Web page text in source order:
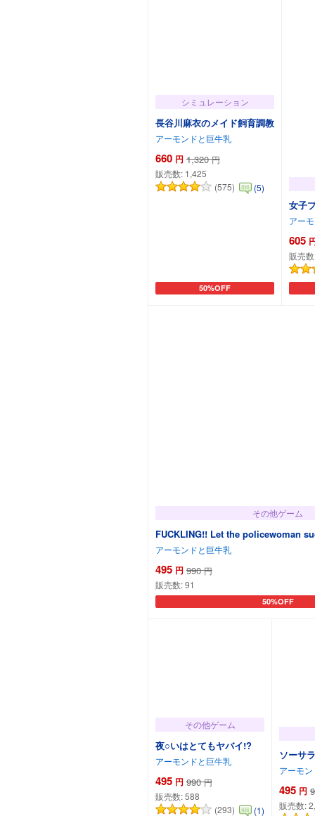
シミュレーション
長谷川麻衣のメイド飼育調教
アーモンドと巨牛乳
660 円 1,320 円
販売数: 1,425
(575)
(5)
50%OFF
カートに追加
女子
アー
605
販売
その他ゲーム
FUCKLING!! Let the policewoman
アーモンドと巨牛乳
495 円 990 円
販売数:91
50%OFF
カートに追加
その他ゲーム
夜○いはとてもヤバイ!?
アーモンドと巨牛乳
495 円 990 円
販売数:588
(293)
(1)
ソーサ
アーモ
495 円
販売数: